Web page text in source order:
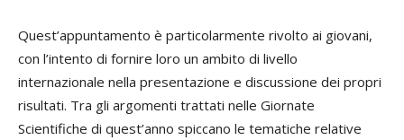
Quest’appuntamento è particolarmente rivolto ai giovani,
con l’intento di fornire loro un ambito di livello
internazionale nella presentazione e discussione dei propri
risultati. Tra gli argomenti trattati nelle Giornate
Scientifiche di quest’anno spiccano le tematiche relative